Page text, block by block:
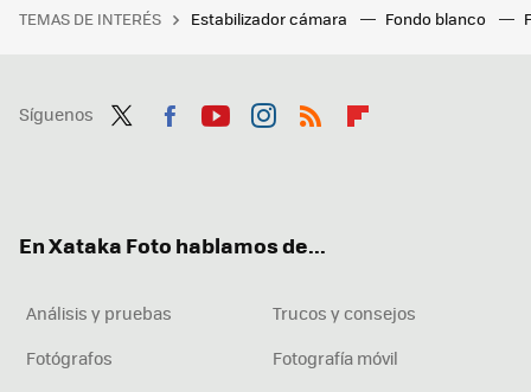
TEMAS DE INTERÉS Estabilizador cámara Fondo blanco
Síguenos
En Xataka Foto hablamos de...
Análisis y pruebas
Trucos y consejos
Fotógrafos
Fotografía móvil